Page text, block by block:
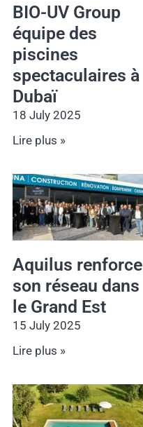
BIO-UV Group
équipe des
piscines
spectaculaires à
Dubaï
18 July 2025
Lire plus »
Aquilus renforce
son réseau dans
le Grand Est
15 July 2025
Lire plus »